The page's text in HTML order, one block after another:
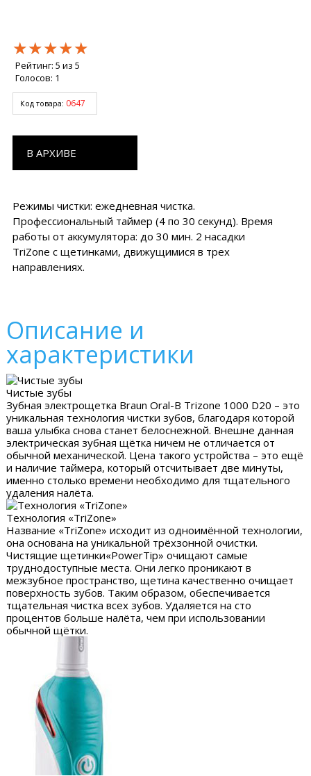
★★★★★
★★★★★
★★★★★
Рейтинг: 5 из 5
Голосов: 1
Код товара: 0647
В АРХИВЕ
Режимы чистки: ежедневная чистка.
Профессиональный таймер (4 по 30 секунд). Время
работы от аккумулятора: до 30 мин. 2 насадки
TriZone с щетинками, движущимися в трех
направлениях.
Описание и
характеристики
Чистые зубы
Зубная электрощетка Braun Oral-B Trizone 1000 D20 – это
уникальная технология чистки зубов, благодаря которой
ваша улыбка снова станет белоснежной. Внешне данная
электрическая зубная щётка ничем не отличается от
обычной механической. Цена такого устройства – это ещё
и наличие таймера, который отсчитывает две минуты,
именно столько времени необходимо для тщательного
удаления налёта.
Технология «TriZone»
Название «TriZone» исходит из одноимённой технологии,
она основана на уникальной трёхзонной очистки.
Чистящие щетинки«PowerTip» очищают самые
труднодоступные места. Они легко проникают в
межзубное пространство, щетина качественно очищает
поверхность зубов. Таким образом, обеспечивается
тщательная чистка всех зубов. Удаляется на сто
процентов больше налёта, чем при использовании
обычной щётки.